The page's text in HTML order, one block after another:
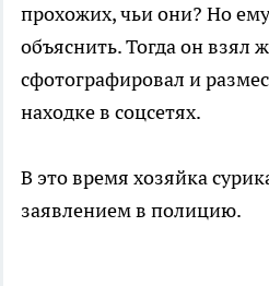
прохожих, чьи они? Но
объяснить. Тогда он взял
сфотографировал и
находке в соцсетях.
В это время хозяйка
заявлением в полицию.